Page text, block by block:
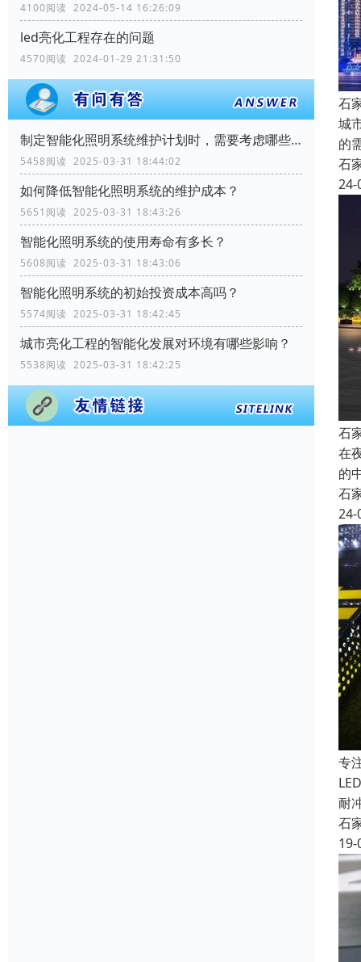
4100阅读 2024-05-14 16:26:09
led亮化工程存在的问题
4570阅读 2024-01-29 21:31:50
制定智能化照明系统维护计划时，需要考虑哪些因素？
5458阅读 2025-03-31 18:44:02
如何降低智能化照明系统的维护成本？
5651阅读 2025-03-31 18:43:26
智能化照明系统的使用寿命有多长？
5608阅读 2025-03-31 18:43:06
智能化照明系统的初始投资成本高吗？
5574阅读 2025-03-31 18:42:45
城市亮化工程的智能化发展对环境有哪些影响？
5538阅读 2025-03-31 18:42:25
石
城
的
石
24-
石
在
的
石
24-
专
耐
石
19-